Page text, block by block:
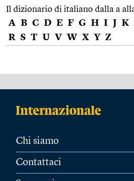
Il dizionario di italiano dalla a
A B C D E F G H I J K
R S T U V W X Y Z
Chi siamo
Contattaci